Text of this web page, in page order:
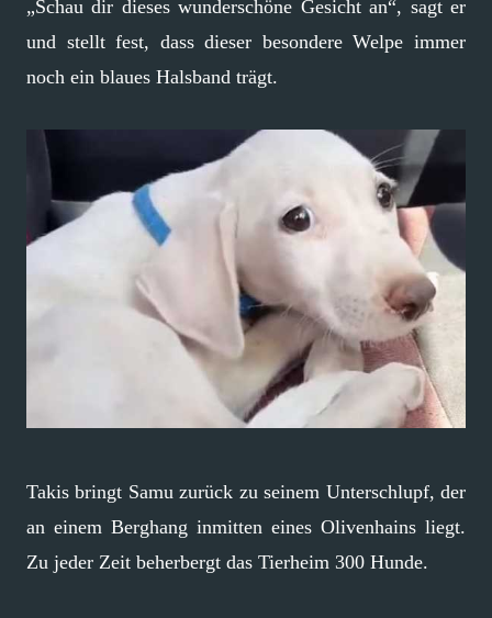
„Schau dir dieses wunderschöne Gesicht an“, sagt er
und stellt fest, dass dieser besondere Welpe immer
noch ein blaues Halsband trägt.
Takis bringt Samu zurück zu seinem Unterschlupf, der
an einem Berghang inmitten eines Olivenhains liegt.
Zu jeder Zeit beherbergt das Tierheim 300 Hunde.